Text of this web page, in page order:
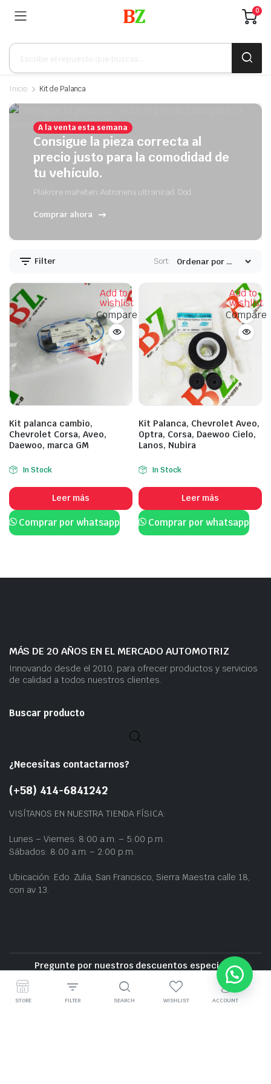
0
Búsqueda
productos
Inicio Kit de Palanca
A la venta esta semana
Consigue la pieza correcta al
precio justo para la comodidad de
tu vehículo.
Plakrore maheten. Astronens ultranirad. Dod.
Comprar ahora
Filter Sort:
Add to
wishlist
Compare
Kit palanca cambio,
Chevrolet Corsa, Aveo,
Daewoo, marca GM
In Stock
Leer más
Comprar por whatsapp
Add to
wishlist
Compare
Kit Palanca, Chevrolet Aveo,
Optra, Corsa, Daewoo Cielo,
Lanos, Nubira
In Stock
Leer más
Comprar por whatsapp
MÁS DE 20 AÑOS EN EL MERCADO AUTOMOTRIZ
Innovando desde el 2010, para ofrecer productos y servicios
de calidad a todos nuestros clientes.
Buscar producto
¿Necesitas contactarnos?
(+58) 414-6841242
VISÍTANOS EN NUESTRA TIENDA FÍSICA:
Lunes – Viernes: 8:00 a.m. – 5:00 p.m.
Sábados: 8:00 a.m. – 2:00 p.m.
Ubicación: Edo. Zulia, San Francisco, Sierra Maestra calle 18,
con av 13.
Pregunte por nuestros descuentos especiales
Entrega gratuita cerca de la zona
STORE FILTER SEARCH WISHLIST ACCOUNT